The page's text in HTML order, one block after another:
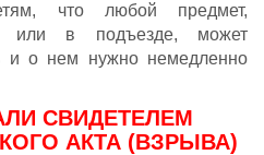
что любой предмет,
или в подъезде, может
и о нем нужно немедленно
СВИДЕТЕЛЕМ
АКТА (ВЗРЫВА)